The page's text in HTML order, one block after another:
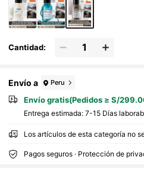
Cantidad:
Envío a Peru
Envío gratis(Pedidos ≥ S/
Entrega estimada: 7-15 Días
Los artículos de esta categoría no
Pagos seguros · Protección de